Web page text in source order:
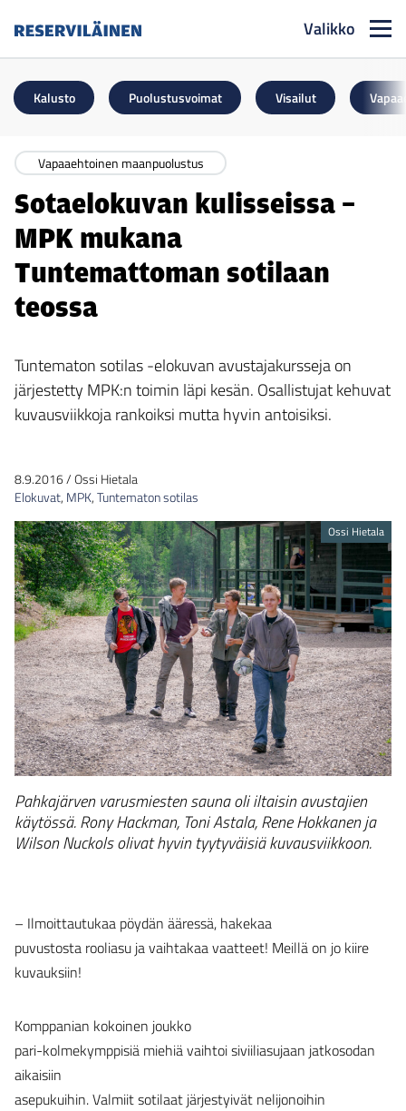
Valikko
Kalusto Puolustusvoimat Visailut
Vapaaehtoinen maanpuolustus
Sotaelokuvan kulisseissa –
MPK mukana
Tuntemattoman sotilaan
teossa
Tuntematon sotilas -elokuvan avustajakursseja on
järjestetty MPK:n toimin läpi kesän. Osallistujat kehuvat
kuvausviikkoja rankoiksi mutta hyvin antoisiksi.
8.9.2016/Ossi Hietala
Elokuvat, MPK,Tuntematon sotilas
Ossi Hietala
Pahkajärven varusmiesten sauna oli iltaisin avustajien
käytössä. Rony Hackman, Toni Astala, Rene Hokkanen ja
Wilson Nuckols olivat hyvin tyytyväisiä kuvausviikkoon.
– Ilmoittautukaa pöydän ääressä, hakekaa
puvustosta rooliasu ja vaihtakaa vaatteet! Meillä on jo kiire
kuvauksiin!
Komppanian kokoinen joukko
pari-kolmekymppisiä miehiä vaihtoi siviiliasujaan jatkosodan
aikaisiin
asepukuihin. Valmiit sotilaat järjestyivät nelijonoihin